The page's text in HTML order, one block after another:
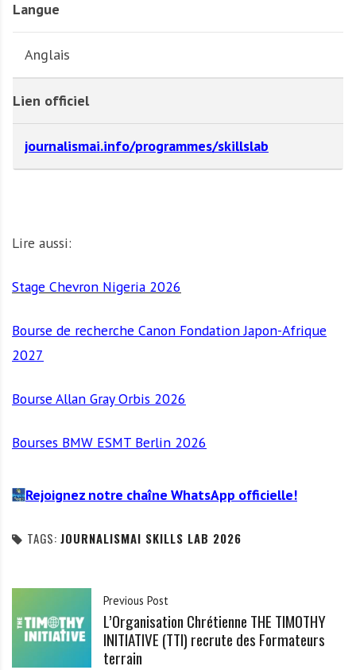
Langue
Anglais
Lien officiel
journalismai.info/programmes/skillslab
Lire aussi:
Stage Chevron Nigeria 2026
Bourse de recherche Canon Fondation Japon-Afrique
2027
Bourse Allan Gray Orbis 2026
Bourses BMW ESMT Berlin 2026
Rejoignez notre chaîne WhatsApp officielle!
TAGS: JOURNALISMAI SKILLS LAB 2026
Previous Post
L’Organisation Chrétienne THE TIMOTHY
INITIATIVE (TTI) recrute des Formateurs
terrain